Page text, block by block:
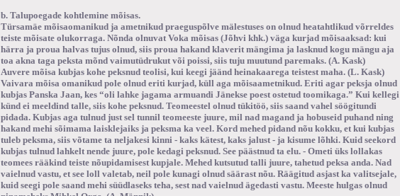
b. Talupoegade kohtlemine mõisas.
Türsamäe mõisaomanikud ja ametnikud praeguspõlve mälestuses on olnud heatahtlikud võrreldes
teiste mõisate olukorraga. Nõnda olnuvat Voka mõisas (Jõhvi khk.) väga kurjad mõisaaksad: kui
härra ja proua halvas tujus olnud, siis proua hakand klaverit mängima ja lasknud kogu mängu aja
toa akna taga peksta mõnd vaimutüdrukut või poissi, siis tuju muutund paremaks. (A. Kask)
Auvere mõisa kubjas kohe peksnud teolisi, kui keegi jäänd heinakaarega teistest maha. (L. Kask)
Vaivara mõisa omanikud pole olnud eriti kurjad, küll aga mõisaametnikud. Eriti agar peksja olnud
kubjas Panska Jaan, kes “oli lahke jagama armuandi Jänekse poest ostetud toomikaga.” Kui kellegi
künd ei meeldind talle, siis kohe peksnud. Teomeestel olnud tükitöö, siis saand vahel söögitundi
pidada. Kubjas aga tulnud just sel tunnil teomeeste juure, mil nad magand ja hobuseid puhand ning
hakand mehi sõimama laisklejaiks ja peksma ka veel. Kord mehed pidand nõu kokku, et kui kubjas
tuleb peksma, siis võtame ta neljakesi kinni - kaks kätest, kaks jalust - ja kisume lõhki. Kuid seekord
kubjas tulnud lahkelt nende juure, pole kedagi peksnud. See päästnud ta elu. - Ometi üks lollakas
teomees rääkind teiste nõupidamisest kupjale. Mehed kutsutud talli juure, tahetud peksa anda. Nad
vaielnud vastu, et see loll valetab, neil pole kunagi olnud säärast nõu. Räägitud asjast ka valitsejale,
kuid seegi pole saand mehi süüdlaseks teha, sest nad vaielnud ägedasti vastu. Meeste hulgas olnud